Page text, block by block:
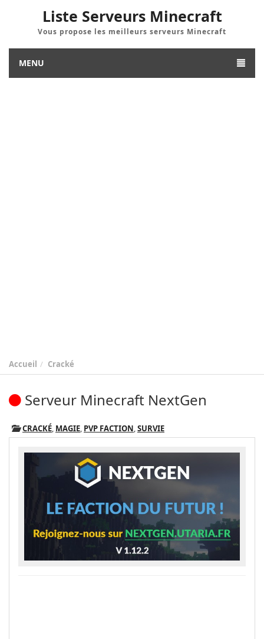
Liste Serveurs Minecraft
Vous propose les meilleurs serveurs Minecraft
MENU
Accueil Cracké
Serveur Minecraft NextGen
CRACKÉ, MAGIE, PVP FACTION,SURVIE